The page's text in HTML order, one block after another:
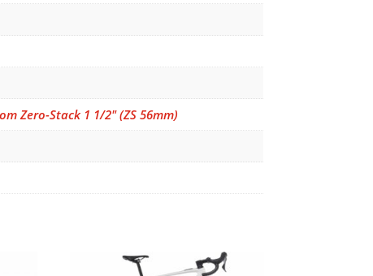
Zero-Stack 1 1/2" (ZS 56mm)